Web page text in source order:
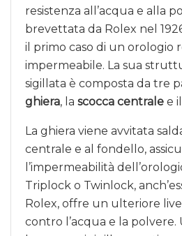
resistenza all’acqua e alla
brevettata da Rolex nel
il primo caso di un orologio
impermeabile. La sua
sigillata è composta da tre
ghiera, la scocca centrale e il
La ghiera viene avvitata
centrale e al fondello,
l’impermeabilità
Triplock o Twinlock,
Rolex, offre un ulteriore
contro l’acqua e la polvere.